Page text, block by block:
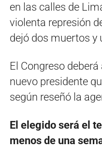
en las calles de
violenta represión
dejó dos muertos y
El Congreso
nuevo presidente
según reseñó la
El elegido será el
menos de una